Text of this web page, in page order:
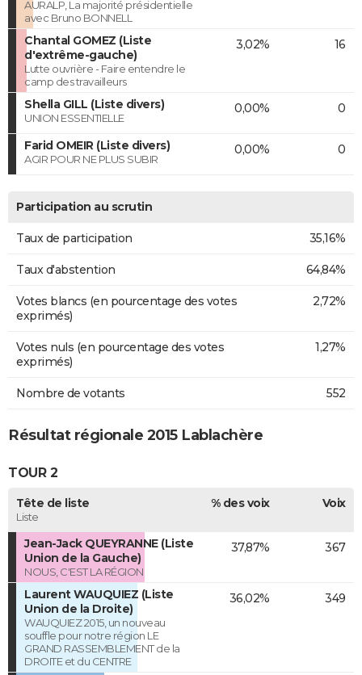
AURALP, La majorité présidentielle
avec Bruno BONNELL
Chantal GOMEZ (Liste
d'extrême-gauche)
Lutte ouvrière - Faire entendre le
camp des travailleurs
3,02% 16
Shella GILL (Liste divers)
UNION ESSENTIELLE
0,00% 0
Farid OMEIR (Liste divers)
AGIR POUR NE PLUS SUBIR
0,00% 0
Participation au scrutin
Taux de participation 35,16%
Taux d'abstention 64,84%
Votes blancs (en pourcentage des votes
exprimés)
2,72%
Votes nuls (en pourcentage des votes
exprimés)
1,27%
Nombre de votants 552
Résultat régionale 2015 Lablachère
TOUR 2
Tête de liste
Liste
% des voix Voix
Jean-Jack QUEYRANNE (Liste
Union de la Gauche)
NOUS, C'EST LA RÉGION
37,87% 367
Laurent WAUQUIEZ (Liste
Union de la Droite)
WAUQUIEZ 2015, un nouveau
souffle pour notre région LE
GRAND RASSEMBLEMENT de la
DROITE et du CENTRE
36,02% 349